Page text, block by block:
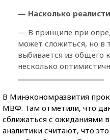
— Насколько
— В принципе при
может сложиться, но в
выбивается из общего
несколько
В Минэкономразвития
МВФ. Там отметили, что
сближаться с ожиданиями
аналитики считают, что